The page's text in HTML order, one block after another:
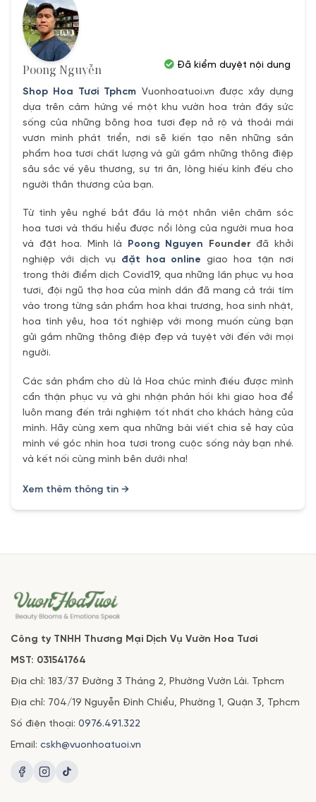
Poong Nguyễn
Shop Hoa Tươi Tphcm Vuonhoatuoi.vn được xây dựng
dựa trên cảm hứng về một khu vườn hoa tràn đầy sức
sống của những bông hoa tươi đẹp nở rộ và thoải mái
vươn mình phát triển, nơi sẽ kiến tạo nên những sản
phẩm hoa tươi chất lượng và gửi gắm những thông điệp
sâu sắc về yêu thương, sự tri ân, lòng hiếu kính đếu cho
người thân thương của bạn.
Từ tình yêu nghề bắt đầu là một nhân viên chăm sóc
hoa tươi và thấu hiểu được nổi lòng của người mua hoa
và đặt hoa. Mình là Poong Nguyen Founder đã khởi
nghiệp với dịch vụ đặt hoa online giao hoa tận nơi
trong thời điểm dịch Covid19, qua những lần phục vụ hoa
tươi, đội ngũ thợ hoa của mình dần đã mang cả trái tím
vào trong từng sản phẩm hoa khai trương, hoa sinh nhật,
hoa tình yêu, hoa tốt nghiệp với mong muốn cùng bạn
gửi gắm những thông điệp đẹp và tuyệt vời đến với mọi
người.
Các sản phẩm cho dù là Hoa chúc mình điều được mình
cẩn thận phục vụ và ghi nhận phản hồi khi giao hoa để
luôn mang đến trải nghiệm tốt nhất cho khách hàng của
mình. Hãy cùng xem qua những bài viết chia sẻ hay của
mình về góc nhìn hoa tươi trong cuộc sống này bạn nhé.
và kết nối cùng mình bên dưới nha!
Xem thêm thông tin →
Đã kiểm duyệt nội dung
Công ty TNHH Thương Mại Dịch Vụ Vườn Hoa Tươi
MST: 031541764
Địa chỉ: 183/37 Đường 3 Tháng 2, Phường Vườn Lài. Tphcm
Địa chỉ: 704/19 Nguyễn Đình Chiểu, Phường 1, Quận 3, Tphcm
Số điện thoại: 0976.491.322
Email: cskh@vuonhoatuoi.vn